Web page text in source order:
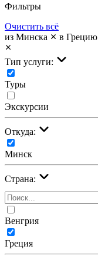
Фильтры
Очистить всё
из Минска
в Грецию
Тип услуги:
Туры
Экскурсии
Откуда:
Минск
Страна:
Венгрия
Греция